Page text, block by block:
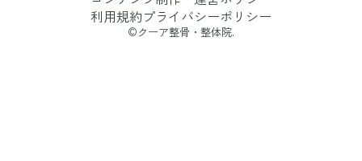
利用規約プライバシーポリシー
©クーア整骨・整体院.